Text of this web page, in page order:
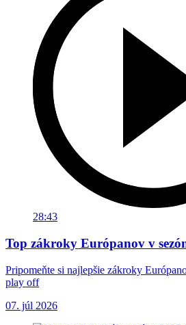
28:43
Top zákroky Európanov v
Pripomeňte si najlepšie zákroky
play off
07. júl 2026